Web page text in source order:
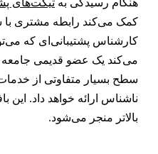
می‌کند رابطه مشتری با
پشتیبانی‌ای که می‌تواند
یک عضو قدیمی جامعه و
بسیار متفاوتی از خدمات
ارائه خواهد داد. این
منجر می‌شود.